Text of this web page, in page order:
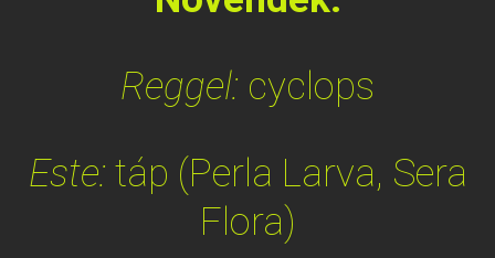
Reggel: cyclops
Este: táp (Perla Larva, Sera
Flora)